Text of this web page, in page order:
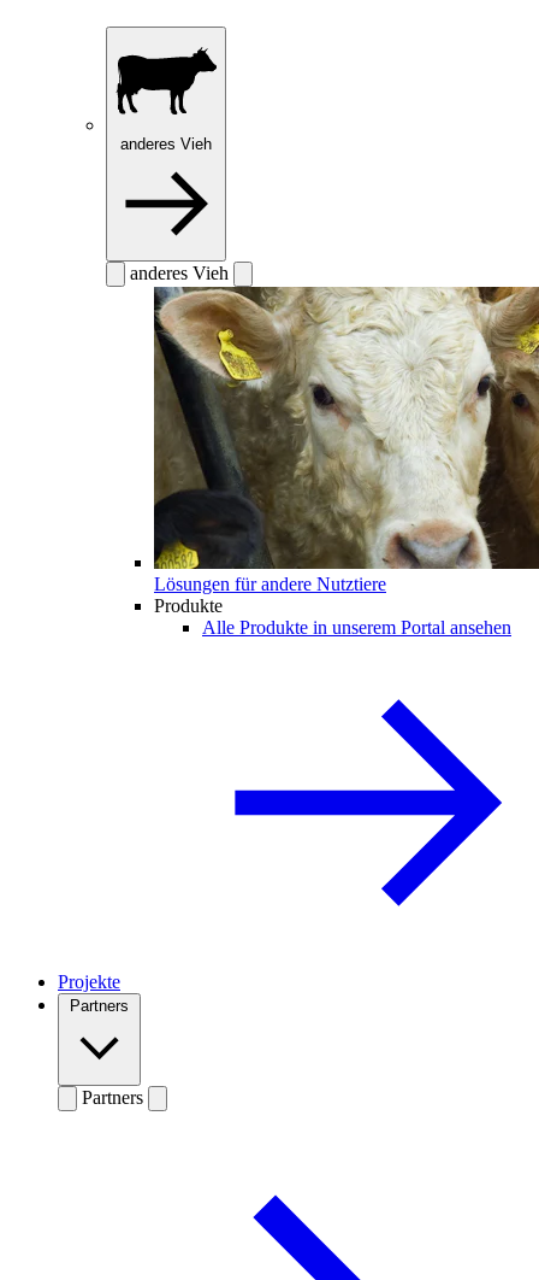
anderes Vieh
anderes Vieh
Lösungen für andere Nutztiere
Produkte
Alle Produkte in unserem Portal ansehen
Projekte
Partners
Partners